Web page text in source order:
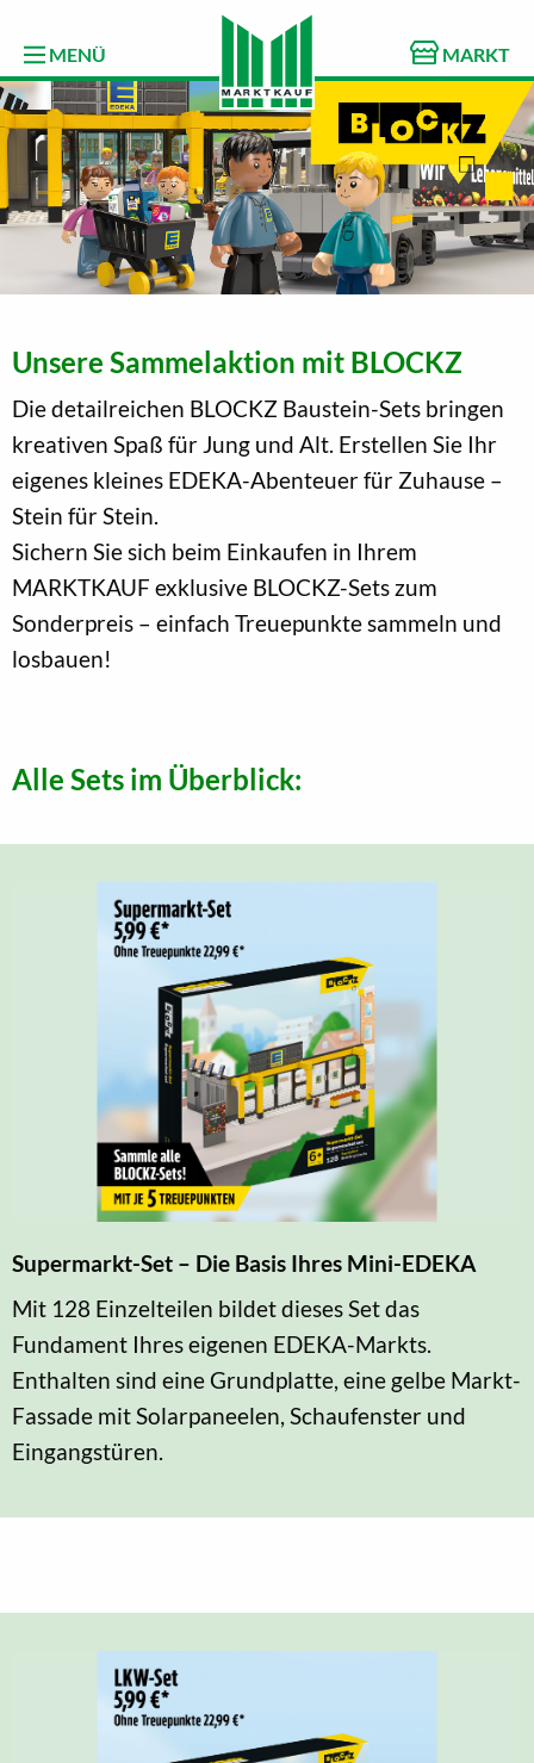
MENÜ MARKT
Unsere Sammelaktion mit BLOCKZ
Die detailreichen BLOCKZ Baustein-Sets bringen
kreativen Spaß für Jung und Alt. Erstellen Sie Ihr
eigenes kleines EDEKA-Abenteuer für Zuhause –
Stein für Stein.
Sichern Sie sich beim Einkaufen in Ihrem
MARKTKAUF exklusive BLOCKZ-Sets zum
Sonderpreis – einfach Treuepunkte sammeln und
losbauen!
Alle Sets im Überblick:
Supermarkt-Set – Die Basis Ihres Mini-EDEKA
Mit 128 Einzelteilen bildet dieses Set das
Fundament Ihres eigenen EDEKA-Markts.
Enthalten sind eine Grundplatte, eine gelbe Markt-
Fassade mit Solarpaneelen, Schaufenster und
Eingangstüren.